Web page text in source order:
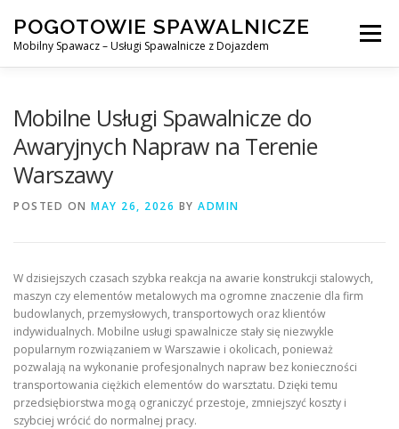
content
POGOTOWIE SPAWALNICZE
Mobilny Spawacz – Usługi Spawalnicze z Dojazdem
Menu
SPAWANIE MIG/MAG (GMAW)
Mobilne Usługi Spawalnicze do
Awaryjnych Napraw na Terenie
Warszawy
POSTED ON MAY 26, 2026 BY ADMIN
W dzisiejszych czasach szybka reakcja na awarie konstrukcji stalowych,
maszyn czy elementów metalowych ma ogromne znaczenie dla firm
budowlanych, przemysłowych, transportowych oraz klientów
indywidualnych. Mobilne usługi spawalnicze stały się niezwykle
popularnym rozwiązaniem w Warszawie i okolicach, ponieważ
pozwalają na wykonanie profesjonalnych napraw bez konieczności
transportowania ciężkich elementów do warsztatu. Dzięki temu
przedsiębiorstwa mogą ograniczyć przestoje, zmniejszyć koszty i
szybciej wrócić do normalnej pracy.